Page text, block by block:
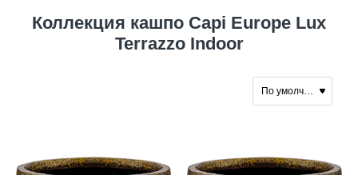
Коллекция кашпо Capi Europe Lux
Terrazzo Indoor